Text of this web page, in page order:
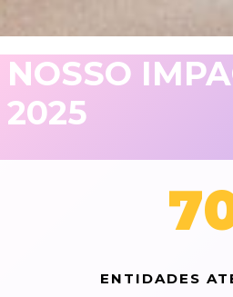
NOSSO
2025
ENTIDADES